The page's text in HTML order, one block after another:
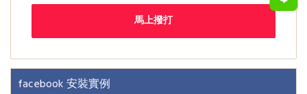
馬上撥打
facebook 安裝實例